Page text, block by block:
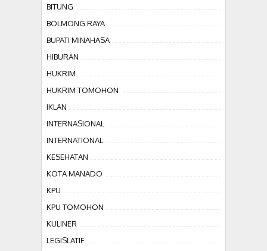
BITUNG
BOLMONG RAYA
BUPATI MINAHASA
HIBURAN
HUKRIM
HUKRIM TOMOHON
IKLAN
INTERNASIONAL
INTERNATIONAL
KESEHATAN
KOTA MANADO
KPU
KPU TOMOHON
KULINER
LEGISLATIF